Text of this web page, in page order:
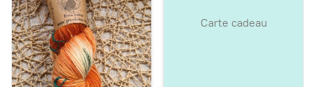
Carte cadeau